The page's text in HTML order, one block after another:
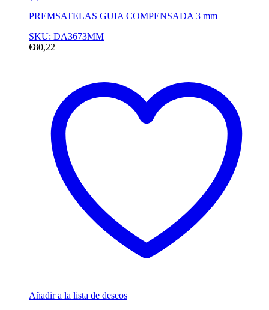
PREMSATELAS GUIA COMPENSADA 3 mm
SKU: DA3673MM
€80,22
Añadir a la lista de deseos